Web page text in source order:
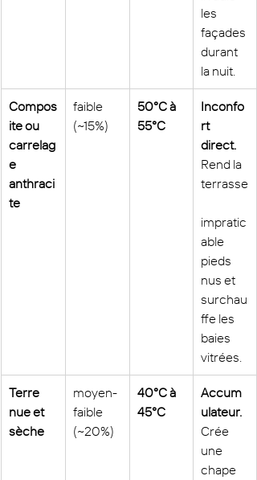
les
façades
durant
la nuit.
Compos
ite ou
carrelag
e
anthraci
te
faible
(~15%)
50°C à
55°C
Inconfo
rt
direct.
Rend la
terrasse
impratic
able
pieds
nus et
surchau
ffe les
baies
vitrées.
Terre
nue et
sèche
moyen-
faible
(~20%)
40°C à
45°C
Accum
ulateur.
Crée
une
chape